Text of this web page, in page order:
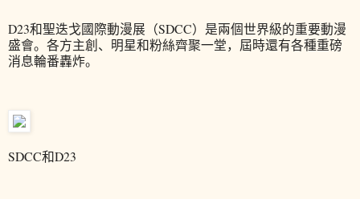
D23和聖迭戈國際動漫展（SDCC）是兩個世界級的重要動漫
盛會。各方主創、明星和粉絲齊聚一堂，屆時還有各種重磅
消息輪番轟炸。
SDCC和D23